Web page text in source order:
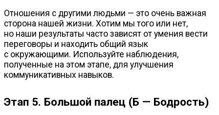
Отношения с другими людьми — это очень важная
сторона нашей жизни. Хотим мы того или нет,
но наши результаты часто зависят от умения вести
переговоры и находить общий язык
с окружающими. Используйте наблюдения,
полученные на этом этапе, для улучшения
коммуникативных навыков.
Этап 5. Большой палец (Б — Бодрость)